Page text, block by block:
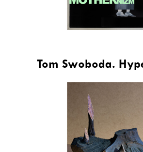
Tom Swoboda.